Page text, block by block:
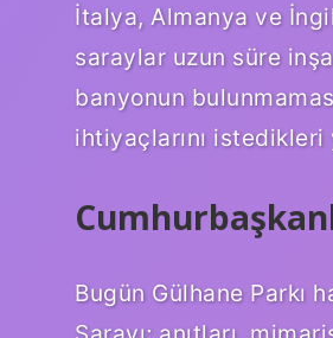
İtalya, Almanya ve
saraylar uzun süre
banyonun
ihtiyaçlarını
Bugün Gülhane Parkı